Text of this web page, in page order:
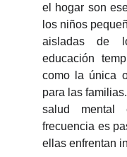
el hogar son
los niños
aisladas de
educación
como la única
para las
salud mental
frecuencia es
ellas enfrentan